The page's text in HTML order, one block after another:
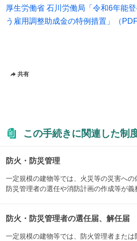
厚生労働省 石川労働局「令和6年能
う雇用調整助成金の特例措置」（PDF
共有
この手続きに関連した制
防火・防災管理
一定規模の建物等では、火災等の災害への
防災管理者の選任や消防計画の作成等が義
防火・防災管理者の選任届、解任届
一定規模の建物等では、防火管理者または